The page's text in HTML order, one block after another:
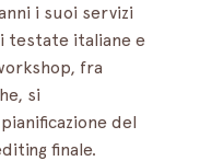
i suoi servizi
testate italiane e
fra
si
del
finale.